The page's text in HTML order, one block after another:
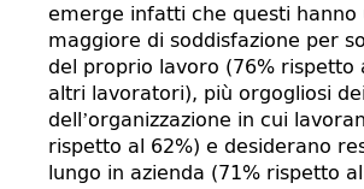
emerge infatti che questi hanno
maggiore di soddisfazione per
del proprio lavoro (76% rispetto
altri lavoratori), più orgogliosi
dell’organizzazione in cui
rispetto al 62%) e desiderano
lungo in azienda (71% rispetto